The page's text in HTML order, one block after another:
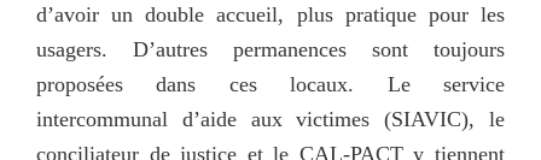
d’avoir un double accueil, plus pratique pour les
usagers. D’autres permanences sont toujours
proposées dans ces locaux. Le service
intercommunal d’aide aux victimes (SIAVIC), le
conciliateur de justice et le CAL-PACT y tiennent